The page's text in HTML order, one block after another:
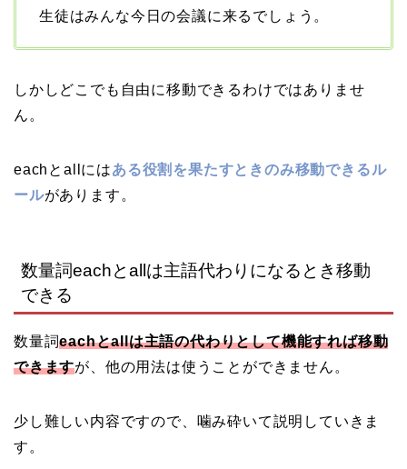
生徒はみんな今日の会議に来るでしょう。
しかしどこでも自由に移動できるわけではありませ
ん。
eachとallにはある役割を果たすときのみ移動できるル
ールがあります。
数量詞eachとallは主語代わりになるとき移動
できる
数量詞eachとallは主語の代わりとして機能すれば移動
できますが、他の用法は使うことができません。
少し難しい内容ですので、噛み砕いて説明していきま
す。